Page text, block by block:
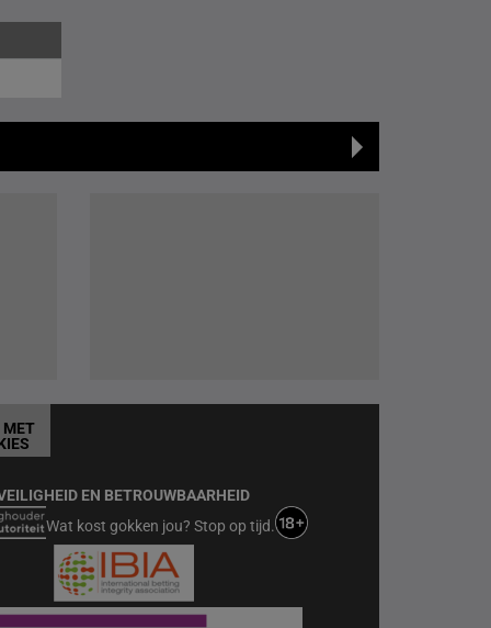
EN BETROUWBAARHEID
Wat kost gokken jou? Stop op tijd.